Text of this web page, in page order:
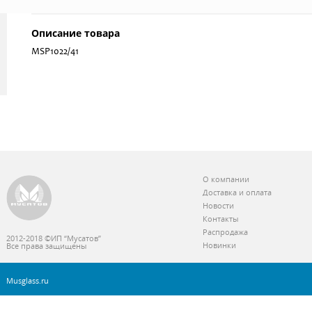
Описание товара
MSP1022/41
2012-2018 ©ИП “Мусатов”
Все права защищены
О компании
Доставка и оплата
Новости
Контакты
Распродажа
Новинки
Musglass.ru